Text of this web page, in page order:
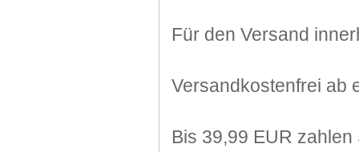
Für den Versand
Versandkostenfrei ab
Bis 39,99 EUR